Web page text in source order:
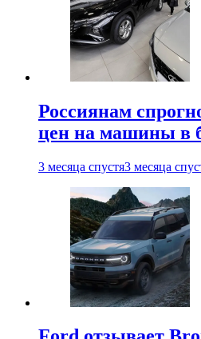
Россиянам
цен на машины в
3 месяца спустя3 месяца